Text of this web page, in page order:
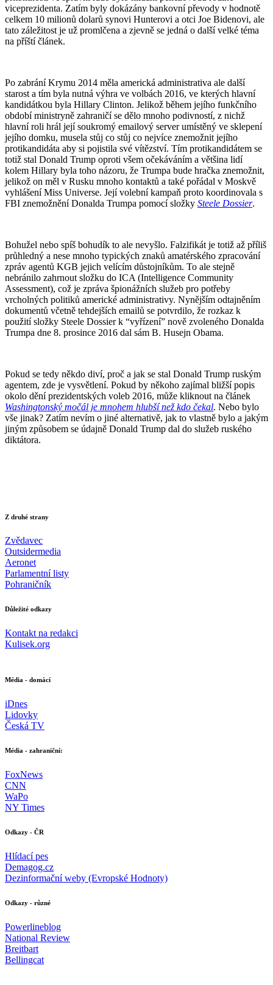
viceprezidenta. Zatím byly dokázány bankovní převody v hodnotě
celkem 10 milionů dolarů synovi Hunterovi a otci Joe Bidenovi, ale
tato záležitost je už promlčena a zjevně se jedná o další velké téma
na příští článek.
Po zabrání Krymu 2014 měla americká administrativa ale další
starost a tím byla nutná výhra ve volbách 2016, ve kterých hlavní
kandidátkou byla Hillary Clinton. Jelikož během jejího funkčního
období ministryně zahraničí se dělo mnoho podivností, z nichž
hlavní roli hrál její soukromý emailový server umístěný ve sklepení
jejího domku, musela stůj co stůj co nejvíce znemožnit jejího
protikandidáta aby si pojistila své vítězství. Tím protikandidátem se
totiž stal Donald Trump oproti všem očekáváním a většina lidí
kolem Hillary byla toho názoru, že Trumpa bude hračka znemožnit,
jelikož on měl v Rusku mnoho kontaktů a také pořádal v Moskvě
vyhlášení Miss Universe. Její volební kampaň proto koordinovala s
FBI znemožnění Donalda Trumpa pomocí složky Steele Dossier.
Bohužel nebo spíš bohudík to ale nevyšlo. Falzifikát je totiž až příliš
průhledný a nese mnoho typických znaků amatérského zpracování
zpráv agentů KGB jejich velícím důstojníkům. To ale stejně
nebránilo zahrnout složku do ICA (Intelligence Community
Assessment), což je zpráva špionážních služeb pro potřeby
vrcholných politiků americké administrativy. Nynějším odtajněním
dokumentů včetně tehdejších emailů se potvrdilo, že rozkaz k
použití složky Steele Dossier k “vyřízení” nově zvoleného Donalda
Trumpa dne 8. prosince 2016 dal sám B. Husejn Obama.
Pokud se tedy někdo diví, proč a jak se stal Donald Trump ruským
agentem, zde je vysvětlení. Pokud by někoho zajímal bližší popis
okolo dění prezidentských voleb 2016, může kliknout na článek
Washingtonský močál je mnohem hlubší než kdo čekal. Nebo bylo
vše jinak? Zatím nevím o jiné alternativě, jak to vlastně bylo a jakým
jiným způsobem se údajně Donald Trump dal do služeb ruského
diktátora.
Z druhé strany
Zvědavec
Outsidermedia
Aeronet
Parlamentní listy
Pohraničník
Důležité odkazy
Kontakt na redakci
Kulisek.org
Média - domácí
iDnes
Lidovky
Česká TV
Média - zahraniční:
FoxNews
CNN
WaPo
NY Times
Odkazy - ČR
Hlídací pes
Demagog.cz
Dezinformační weby (Evropské Hodnoty)
Odkazy - různé
Powerlineblog
National Review
Breitbart
Bellingcat